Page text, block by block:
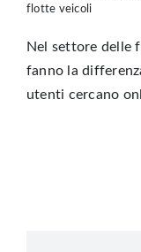
flotte veicoli
Nel settore delle
fanno la
utenti cercano